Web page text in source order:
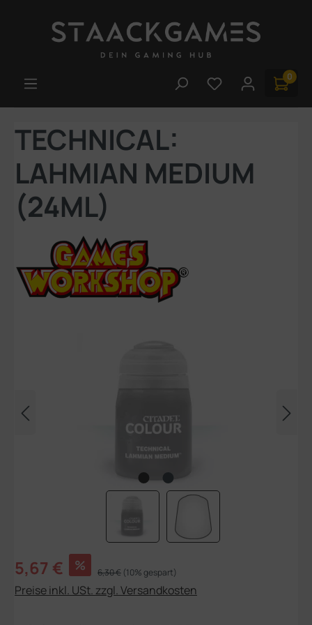
Du hast 0 0
TECHNICAL:
LAHMIAN MEDIUM
(24ML)
Verkaufspreis:
5,67 € % Regulärer Preis:
6,30 € (10% gespart)
Preise inkl. USt. zzgl. Versandkosten